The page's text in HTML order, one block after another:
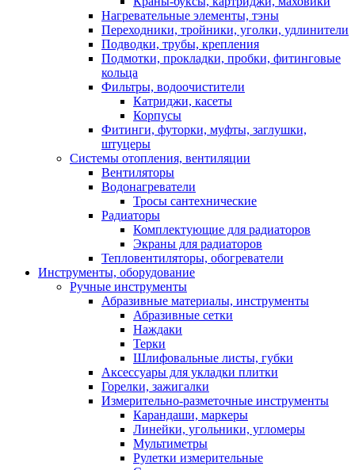
Нагревательные элементы, тэны
Переходники, тройники, уголки, удлинители
Подводки, трубы, крепления
Подмотки, прокладки, пробки, фитинговые
кольца
Фильтры, водоочистители
Катриджи, касеты
Корпусы
Фитинги, футорки, муфты, заглушки,
штуцеры
Системы отопления, вентиляции
Вентиляторы
Водонагреватели
Тросы сантехнические
Радиаторы
Комплектующие для радиаторов
Экраны для радиаторов
Тепловентиляторы, обогреватели
Инструменты, оборудование
Ручные инструменты
Абразивные материалы, инструменты
Абразивные сетки
Наждаки
Терки
Шлифовальные листы, губки
Аксессуары для укладки плитки
Горелки, зажигалки
Измерительно-разметочные инструменты
Карандаши, маркеры
Линейки, угольники, угломеры
Мультиметры
Рулетки измерительные